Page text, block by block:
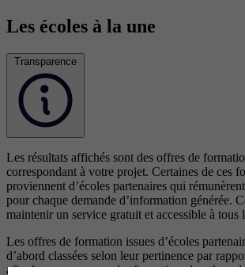
Les écoles à la une
Transparence
Les résultats affichés sont des offres de
correspondant à votre projet. Certaines de ces
proviennent d’écoles partenaires qui
pour chaque demande d’information générée.
maintenir un service gratuit et accessible à tous
Les offres de formation issues d’écoles
d’abord classées selon leur pertinence par
afin de vous proposer les formations les plus